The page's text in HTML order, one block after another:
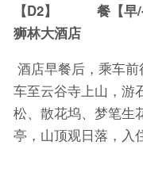
【D2】 餐
狮林大酒店
酒店早餐后，乘车前
车至云谷寺上山，游
松、散花坞、梦笔生
亭，山顶观日落，入